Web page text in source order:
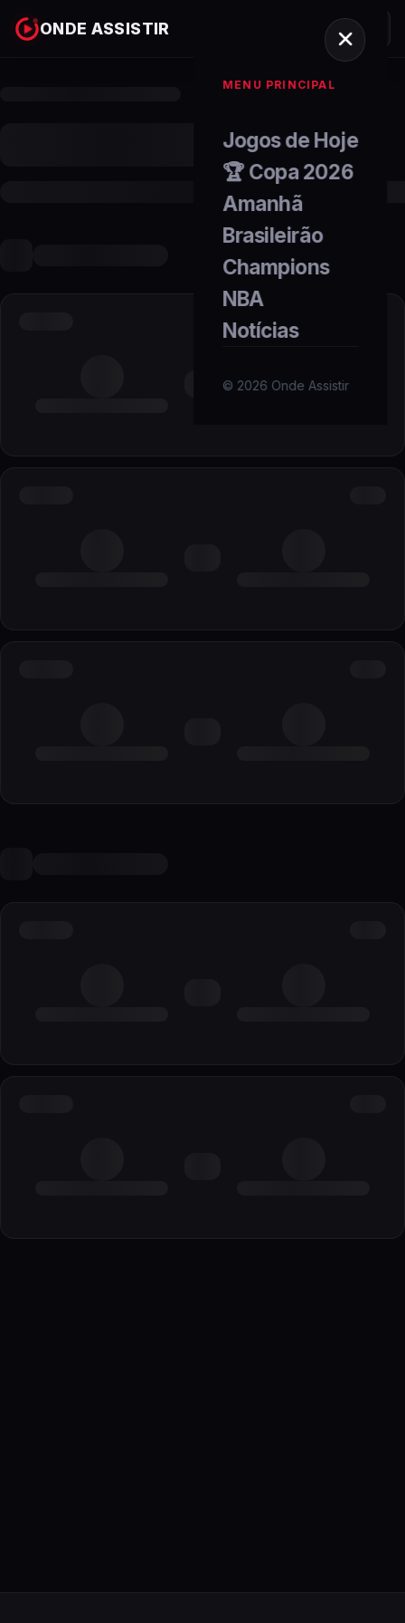
ONDE ASSISTIR
MENU PRINCIPAL
Jogos de Hoje
🏆 Copa 2026
Amanhã
Brasileirão
Champions
NBA
Notícias
© 2026 Onde Assistir